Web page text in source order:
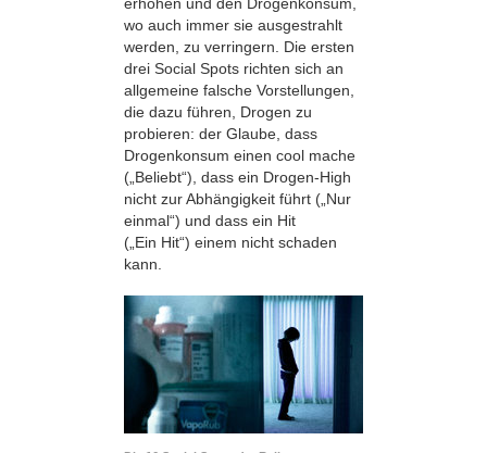
wo auch immer sie ausgestrahlt
werden, zu verringern. Die ersten
drei Social Spots richten sich an
allgemeine falsche Vorstellungen,
die dazu führen, Drogen zu
probieren: der Glaube, dass
Drogenkonsum einen cool mache
(„Beliebt“), dass ein Drogen-High
nicht zur Abhängigkeit führt („Nur
einmal“) und dass ein Hit
(„Ein Hit“) einem nicht schaden
kann.